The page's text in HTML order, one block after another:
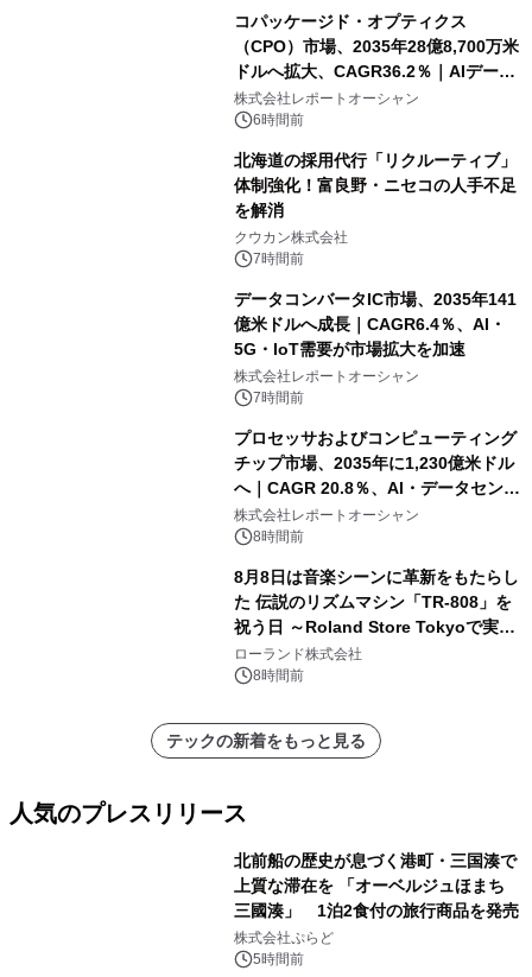
コパッケージド・オプティクス
（CPO）市場、2035年28億8,700万米
ドルへ拡大、CAGR36.2％｜AIデータ
センター・高速光通信需要が成長を加
速
株式会社レポートオーシャン
6時間前
北海道の採用代行「リクルーティブ」
体制強化！富良野・ニセコの人手不足
を解消
クウカン株式会社
7時間前
データコンバータIC市場、2035年141
億米ドルへ成長｜CAGR6.4％、AI・
5G・IoT需要が市場拡大を加速
株式会社レポートオーシャン
7時間前
プロセッサおよびコンピューティング
チップ市場、2035年に1,230億米ドル
へ｜CAGR 20.8％、AI・データセンタ
ー需要が成長を牽引
株式会社レポートオーシャン
8時間前
8月8日は音楽シーンに革新をもたらし
た 伝説のリズムマシン「TR-808」を
祝う日 ～Roland Store Tokyoで実機
を展示しての 記念キャンペーンを開
催 英国ラジオ「NTS」の 特別プログ
アーティストを フィーチャーしたアニ
メーションを公開～
ローランド株式会社
8時間前
テックの新着をもっと見る
人気のプレスリリース
北前船の歴史が息づく港町・三国湊で
上質な滞在を 「オーベルジュほまち
三國湊」 1泊2食付の旅行商品を発売
株式会社ぷらど
5時間前